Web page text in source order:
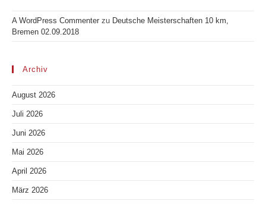
A WordPress Commenter zu Deutsche Meisterschaften 10 km,
Bremen 02.09.2018
Archiv
August 2026
Juli 2026
Juni 2026
Mai 2026
April 2026
März 2026